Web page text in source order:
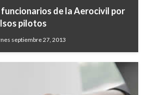
de la Aerocivil por
pilotos
septiembre 27, 2013